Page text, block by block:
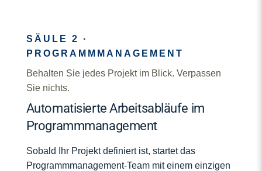
SÄULE 2 ·
PROGRAMMMANAGEMENT
Behalten Sie jedes Projekt im Blick. Verpassen
Sie nichts.
Automatisierte Arbeitsabläufe im
Programmmanagement
Sobald Ihr Projekt definiert ist, startet das
Programmmanagement-Team mit einem einzigen